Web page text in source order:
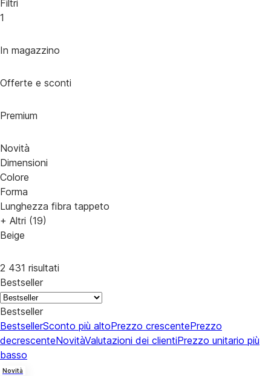
Filtri
1
In magazzino
Offerte e sconti
Premium
Novità
Dimensioni
Colore
Forma
Lunghezza fibra tappeto
+ Altri (19)
Beige
2 431 risultati
Bestseller
Bestseller
BestsellerSconto più altoPrezzo crescentePrezzo
decrescenteNovitàValutazioni dei clientiPrezzo unitario più
basso
Novità